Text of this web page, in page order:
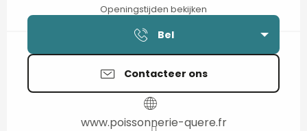
Openingstijden bekijken
Bel
Contacteer ons
www.poissonnerie-quere.fr